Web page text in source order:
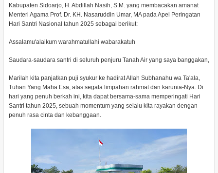
Kabupaten Sidoarjo, H. Abdillah Nasih, S.M. yang membacakan amanat
Menteri Agama Prof. Dr. KH. Nasaruddin Umar, MA pada Apel Peringatan
Hari Santri Nasional tahun 2025 sebagai berikut:
Assalamu'alaikum warahmatullahi wabarakatuh
Saudara-saudara santri di seluruh penjuru Tanah Air yang saya banggakan,
Marilah kita panjatkan puji syukur ke hadirat Allah Subhanahu wa Ta'ala,
Tuhan Yang Maha Esa, atas segala limpahan rahmat dan karunia-Nya. Di
hari yang penuh berkah ini, kita dapat bersama-sama memperingati Hari
Santri tahun 2025, sebuah momentum yang selalu kita rayakan dengan
penuh rasa cinta dan kebanggaan.